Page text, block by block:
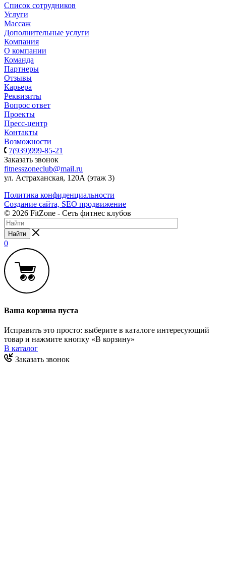
Список сотрудников
Услуги
Массаж
Дополнительные услуги
Компания
О компании
Команда
Партнеры
Отзывы
Карьера
Реквизиты
Вопрос ответ
Проекты
Пресс-центр
Контакты
Возможности
7(939)999-85-21
Заказать звонок
fitnesszoneclub@mail.ru
ул. Астраханская, 120А (этаж 3)
Политика конфиденциальности
Создание сайта, SEO продвижение
© 2026 FitZone - Сеть фитнес клубов
Найти
0
Ваша корзина пуста
Исправить это просто: выберите в каталоге интересующий
товар и нажмите кнопку «В корзину»
В каталог
Заказать звонок